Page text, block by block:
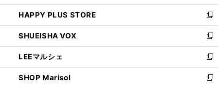
ン
ド
ウ
で
開
く
ウ
ィ
ン
ド
ウ
で
開
く
し
い
ウ
ィ
ン
ド
ウ
で
HAPPY PLUS STORE
新
し
い
ウ
ィ
ン
ド
SHUEISHA VOX
新
し
い
ウ
ィ
LEEマルシェ
新
し
い
SHOP Marisol
新